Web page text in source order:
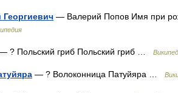
— Валерий Попов Имя при
? Польский гриб Польский гриб …
— ? Волоконница Патуйяра …